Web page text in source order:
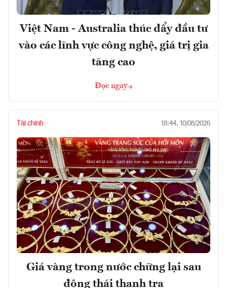
Việt Nam - Australia thúc đẩy đầu tư
vào các lĩnh vực công nghệ, giá trị gia
tăng cao
Đọc ngay
Tài chính 18:44, 10/08/2026
Giá vàng trong nước chững lại sau
động thái thanh tra